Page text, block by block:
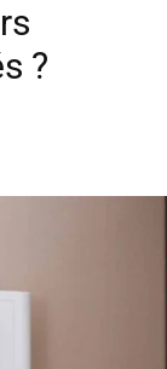
?